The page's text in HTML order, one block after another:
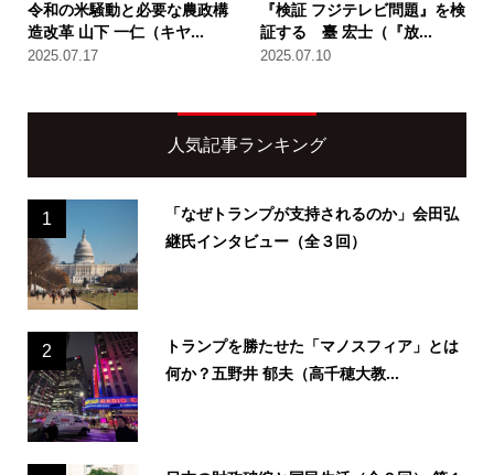
令和の米騒動と必要な農政構
造改革 山下 一仁（キヤ...
2025.07.17
『検証 フジテレビ問題』を検
証する 臺 宏士（『放...
2025.07.10
人気記事ランキング
1
「なぜトランプが支持されるのか」会田弘
継氏インタビュー（全３回）
2
トランプを勝たせた「マノスフィア」とは
何か？五野井 郁夫（高千穂大教...